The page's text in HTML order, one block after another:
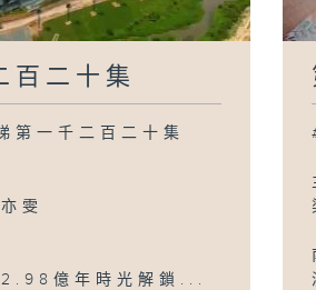
百二十集
第一千二百二十集
雯
2.98億年時光解鎖...